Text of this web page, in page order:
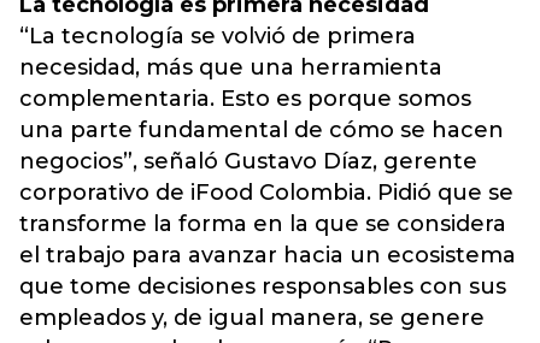
“La tecnología se volvió de primera
necesidad, más que una herramienta
complementaria. Esto es porque somos
una parte fundamental de cómo se hacen
negocios”, señaló Gustavo Díaz, gerente
corporativo de iFood Colombia. Pidió que se
transforme la forma en la que se considera
el trabajo para avanzar hacia un ecosistema
que tome decisiones responsables con sus
empleados y, de igual manera, se genere